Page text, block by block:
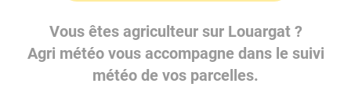
Vous êtes agriculteur sur Louargat ?
Agri météo vous accompagne dans le suivi
météo de vos parcelles.